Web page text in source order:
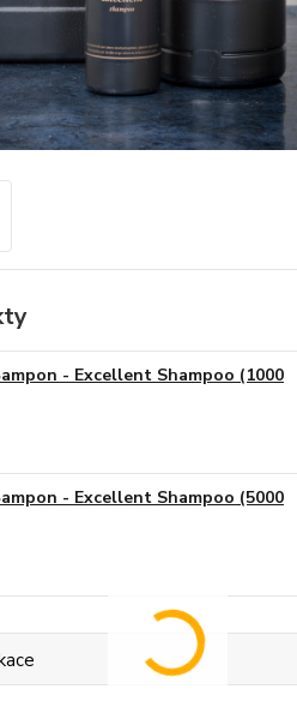
- Excellent Shampoo (1000
- Excellent Shampoo (5000